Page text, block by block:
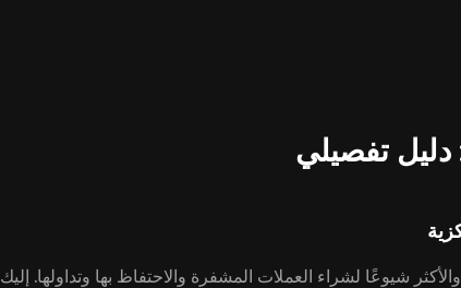
شيوعًا لشراء العملات المشفرة والاحتفاظ بها وتداولها. إليك